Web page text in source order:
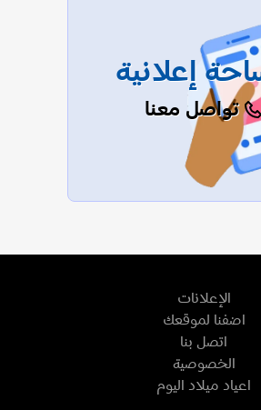
إعلانية
تواصل معنا
الإعلانات
اضفنا لموقعك
اتصل بنا
الخصوصية
اعياد ميلاد اليوم